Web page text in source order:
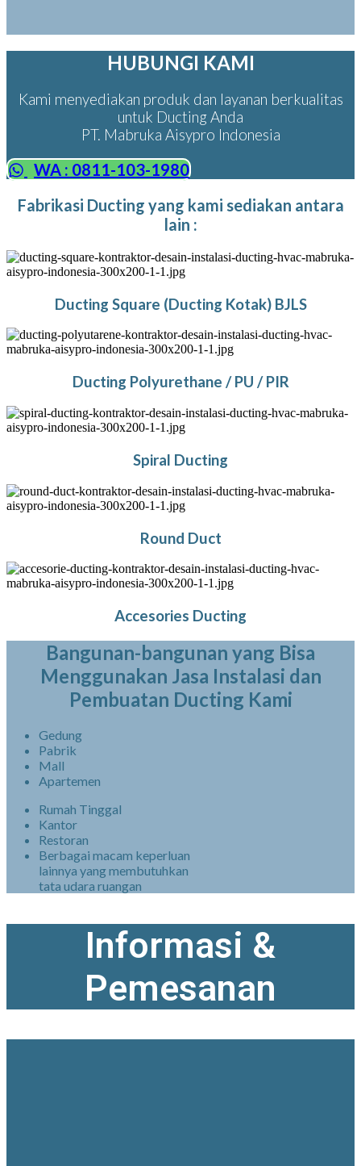
HUBUNGI KAMI
Kami menyediakan produk dan layanan berkualitas
untuk Ducting Anda
PT. Mabruka Aisypro Indonesia
WA : 0811-103-1980
Fabrikasi Ducting yang kami sediakan antara
lain :
Ducting Square (Ducting Kotak) BJLS
Ducting Polyurethane / PU / PIR
Spiral Ducting
Round Duct
Accesories Ducting
Bangunan-bangunan yang Bisa
Menggunakan Jasa Instalasi dan
Pembuatan Ducting Kami
Gedung
Pabrik
Mall
Apartemen
Rumah Tinggal
Kantor
Restoran
Berbagai macam keperluan
lainnya yang membutuhkan
tata udara ruangan
Informasi &
Pemesanan